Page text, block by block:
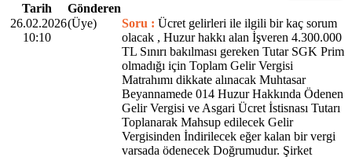
Tarih
Gönderen
26.02.2026
10:10
(Üye) Soru : Ücret gelirleri ile ilgili bir kaç sorum
olacak , Huzur hakkı alan İşveren 4.300.000
TL Sınırı bakılması gereken Tutar SGK Prim
olmadığı için Toplam Gelir Vergisi
Matrahımı dikkate alınacak Muhtasar
Beyannamede 014 Huzur Hakkında Ödenen
Gelir Vergisi ve Asgari Ücret İstisnası Tutarı
Toplanarak Mahsup edilecek Gelir
Vergisinden İndirilecek eğer kalan bir vergi
varsada ödenecek Doğrumudur. Şirket